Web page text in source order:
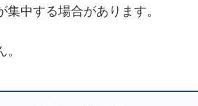
中する場合があります。